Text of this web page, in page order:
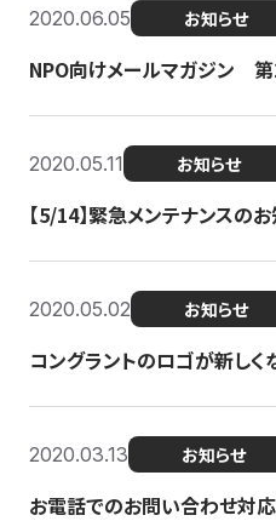
2020.06.05 お知らせ
NPO向けメールマガジン
2020.05.11 お知らせ
【5/14】緊急メンテナンスの
2020.05.02 お知らせ
コングラントのロゴが新しく
2020.03.13 お知らせ
お電話でのお問い合わせ対